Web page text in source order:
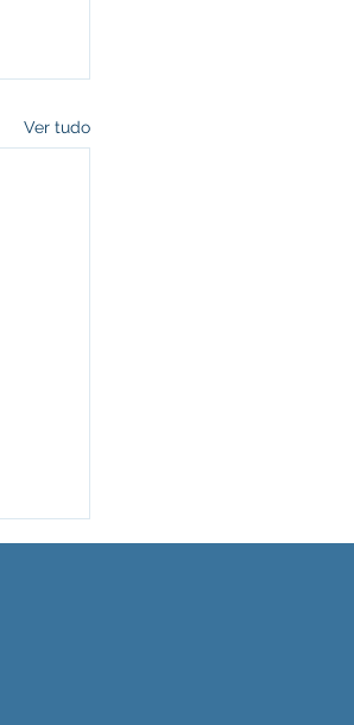
Ver tudo